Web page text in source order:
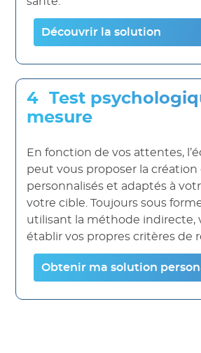
Découvrir la solution
Test
mesure
En fonction de vos attentes,
peut vous proposer la création
personnalisés et adaptés à
votre cible. Toujours sous
utilisant la méthode indirecte,
établir vos propres critères de
Obtenir ma solution